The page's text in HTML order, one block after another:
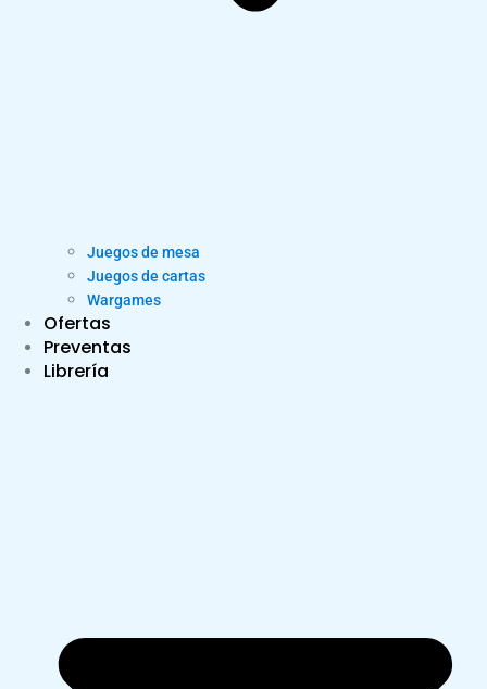
Juegos de mesa
Juegos de cartas
Wargames
Ofertas
Preventas
Librería